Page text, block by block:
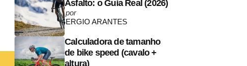
Asfalto: o Guia Real (2026)
Posted
by
por
SERGIO ARANTES
Calculadora de tamanho
de bike speed (cavalo +
altura)